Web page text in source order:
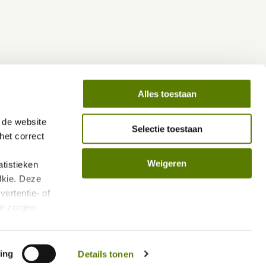
website
correct
Deze
of
zorgen
Details tonen
Alles toestaan
Selectie toestaan
Weigeren